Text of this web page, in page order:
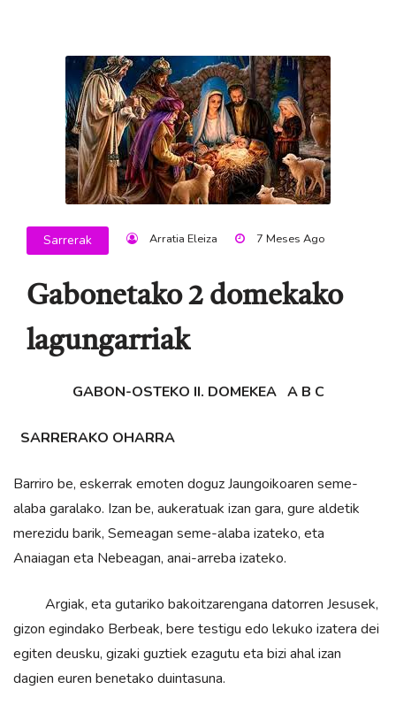
Sarrerak Arratia Eleiza 7 Meses Ago
Gabonetako 2 domekako
lagungarriak
GABON-OSTEKO II. DOMEKEA A B C
SARRERAKO OHARRA
Barriro be, eskerrak emoten doguz Jaungoikoaren seme-
alaba garalako. Izan be, aukeratuak izan gara, gure aldetik
merezidu barik, Semeagan seme-alaba izateko, eta
Anaiagan eta Nebeagan, anai-arreba izateko.
Argiak, eta gutariko bakoitzarengana datorren Jesusek,
gizon egindako Berbeak, bere testigu edo lekuko izatera dei
egiten deusku, gizaki guztiek ezagutu eta bizi ahal izan
dagien euren benetako duintasuna.